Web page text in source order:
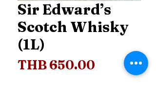
Sir Edward’s
Scotch Whisky
(1L)
THB 650.00 Price